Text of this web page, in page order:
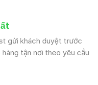
gửi khách duyệt trước
tận nơi theo yêu cầu